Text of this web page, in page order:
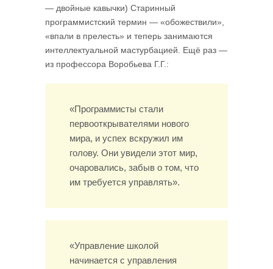
— двойные кавычки) Старинный
программистский термин — «обожествили»,
«впали в прелесть» и теперь занимаются
интеллектуальной мастурбацией. Ещё раз —
из профессора Воробьева Г.Г.:
«Программисты стали
первооткрывателями нового
мира, и успех вскружил им
голову. Они увидели этот мир,
очаровались, забыв о том, что
им требуется управлять».
«Управление школой
начинается с управления